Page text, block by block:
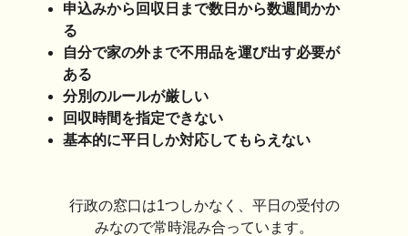
申込みから回収日まで数日から数週間かか
る
自分で家の外まで不用品を運び出す必要が
ある
分別のルールが厳しい
回収時間を指定できない
基本的に平日しか対応してもらえない
行政の窓口は1つしかなく、平日の受付の
みなので常時混み合っています。